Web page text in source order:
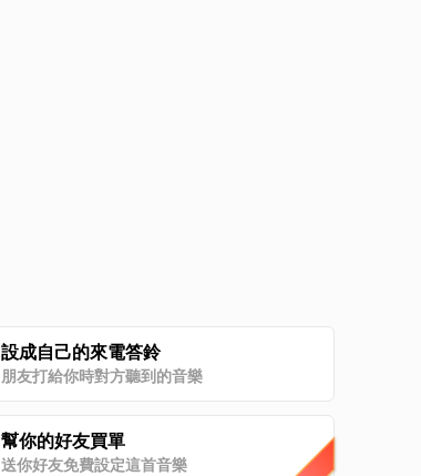
設成自己的來電答鈴
朋友打給你時對方聽到的音樂
幫你的好友買單
送你好友免費設定這首音樂